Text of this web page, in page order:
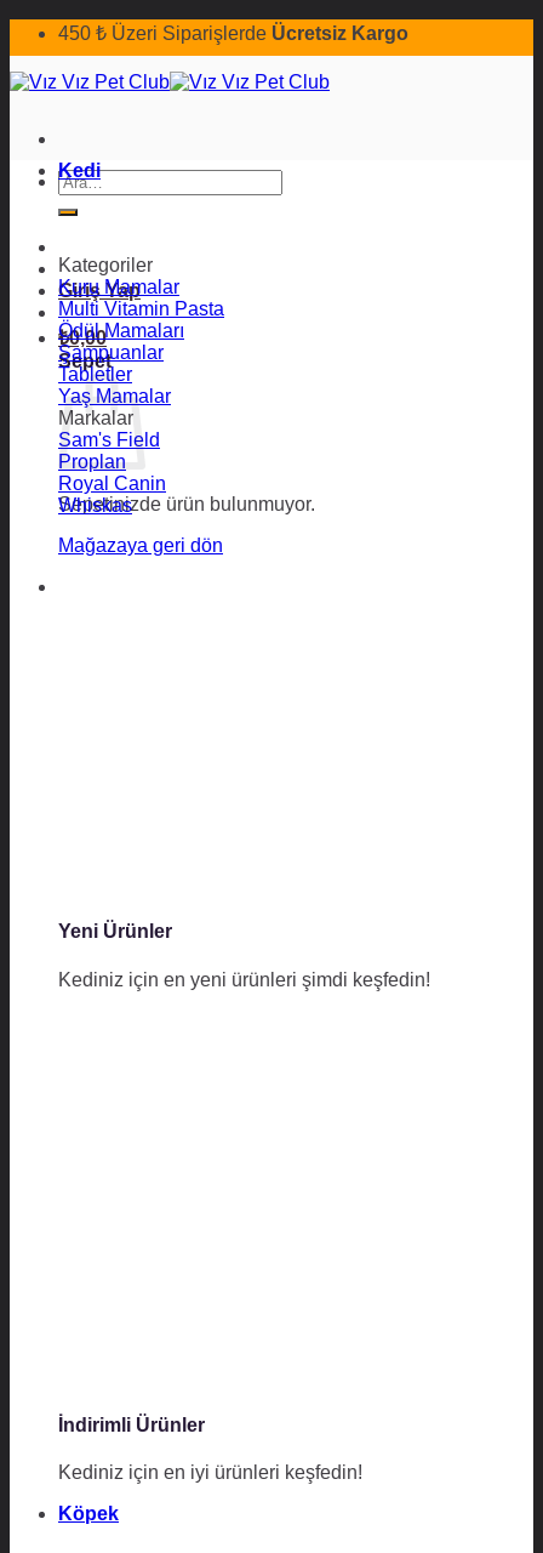
İçeriğe450 ₺ Üzeri Siparişlerde Ücretsiz Kargo
Ara:
Giriş Yap
₺0,00
Sepet
Sepetinizde ürün bulunmuyor.
Mağazaya geri dön
Kedi
Kategoriler
Kuru Mamalar
Multi Vitamin Pasta
Ödül Mamaları
Şampuanlar
Tabletler
Yaş Mamalar
Markalar
Sam's Field
Proplan
Royal Canin
Whiskas
Yeni Ürünler
Kediniz için en yeni ürünleri şimdi keşfedin!
İndirimli Ürünler
Kediniz için en iyi ürünleri keşfedin!
Köpek